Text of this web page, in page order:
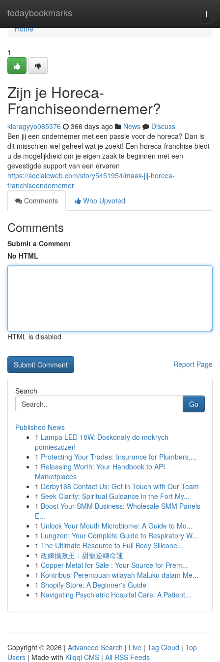
todaybookmarks
Home
Home
1
Zijn je Horeca-
Franchiseondernemer?
kiaragyyo085376 366 days ago News
Discuss
Ben jij een ondernemer met een passie voor de horeca? Dan is
dit misschien wel geheel wat je zoekt! Een horeca-franchise biedt
u de mogelijkheid om je eigen zaak te beginnen met een
gevestigde support van een ervaren
https://socialeweb.com/story5451954/maak-jij-horeca-
franchiseondernemer
Comments
Who Upvoted
Comments
Submit a Comment
No HTML
HTML is disabled
Report Page
Search
Go
Published News
1 Lampa LED 18W: Doskonały do mokrych
pomieszczeń
1 Protecting Your Trades: Insurance for Plumbers,...
1 Releasing Worth: Your Handbook to API
Marketplaces
1 Derby168 Contact Us: Get in Touch with Our Team
1 Seek Clarity: Spiritual Guidance in the Fort My...
1 Boost Your SMM Business: Wholesale SMM Panels
E...
1 Unlock Your Mouth Microbiome: A Guide to Mo...
1 Lungzen: Your Complete Guide to Respiratory W...
1 The Ultimate Resource to Full Body Silicone...
1 改嫁攝政王：甜寵逆轉命運
1 Copper Metal for Sale : Your Source for Prem...
1 Kontribusi Perempuan wilayah Maluku dalam Me...
1 Shopify Store: A Beginner's Guide
1 Navigating Psychiatric Hospital Care: A Patient...
Copyright © 2026 | Advanced Search | Live | Tag Cloud | Top
Users | Made with Kliqqi CMS | All RSS Feeds